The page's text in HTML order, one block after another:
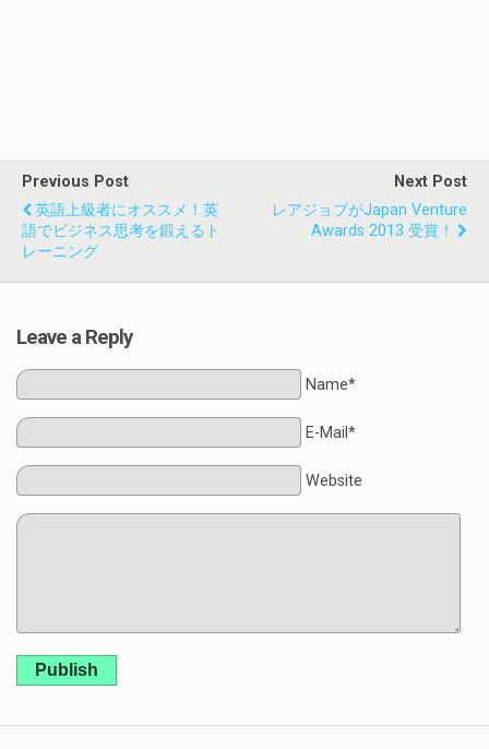
Previous Post
英語上級者にオススメ！英
語でビジネス思考を鍛えるト
レーニング
Next Post
レアジョブがJapan Venture
Awards 2013 受賞！
Leave a Reply
Name*
E-Mail*
Website
Publish